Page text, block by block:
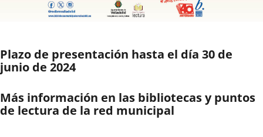
Descripción
Plazo de presentación hasta el día 30 de
junio de 2024
Más información en las bibliotecas y puntos
de lectura de la red municipal